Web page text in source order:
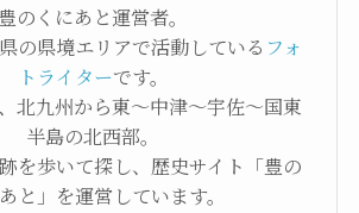
豊のくにあと運営者。
の県境エリアで活動している フォ
トライターです。
北九州から東〜中津〜宇佐〜国東
半島の北西部。
を歩いて探し、歴史サイト「豊の
と」を運営しています。